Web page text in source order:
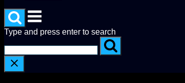
Menu
Type and press enter to search